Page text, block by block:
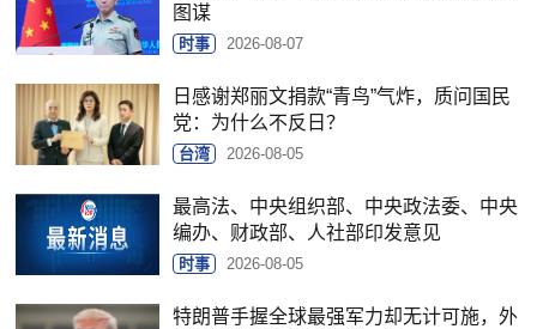
图谋
时事 2026-08-07
日感谢郑丽文捐款“青鸟”气炸，质问国民
党：为什么不反日？
台湾 2026-08-05
最高法、中央组织部、中央政法委、中央
编办、财政部、人社部印发意见
时事 2026-08-05
特朗普手握全球最强军力却无计可施，外